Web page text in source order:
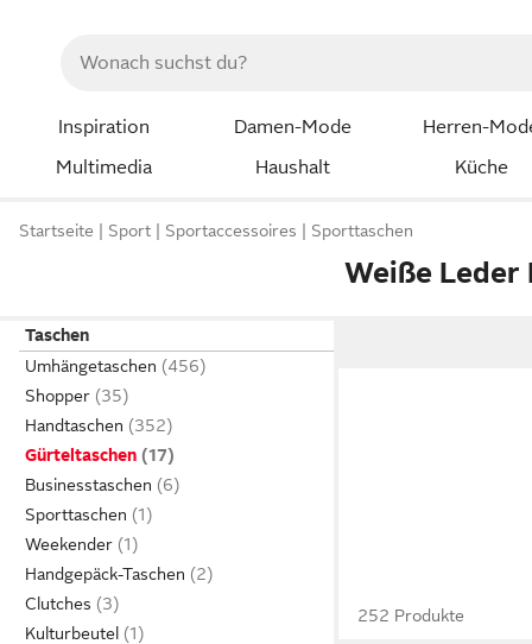
Inspiration Damen-Mode Herren-
Multimedia
Haushalt Küche
Startseite Sport Sportaccessoires Sporttaschen
Weiße Leder
Taschen
Umhängetaschen
Shopper
Handtaschen
Gürteltaschen
Businesstaschen
Sporttaschen
Weekender
Handgepäck-Taschen
Clutches
Kulturbeutel
252 Produkte